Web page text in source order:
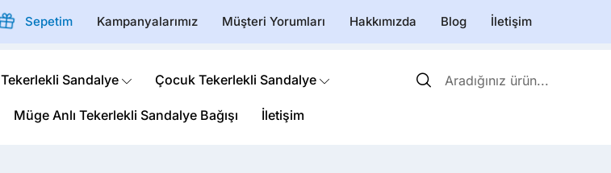
Sepetim Kampanyalarımız Müşteri Yorumları Hakkımızda Blog İletişim
Tekerlekli Sandalye Çocuk Tekerlekli Sandalye
Müge Anlı Tekerlekli Sandalye Bağışı İletişim